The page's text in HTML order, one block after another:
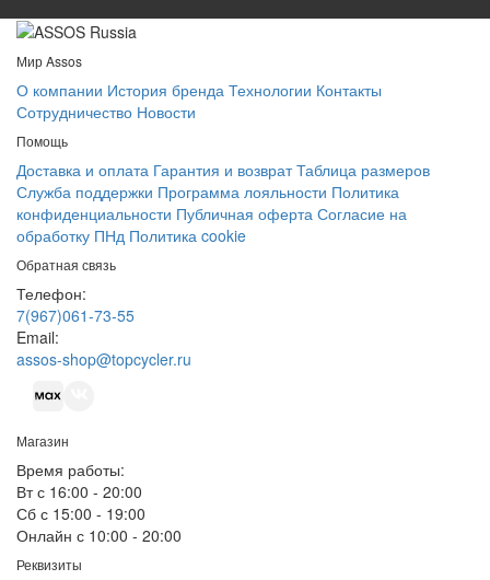
Мир Assos
О компании История бренда Технологии Контакты
Сотрудничество Новости
Помощь
Доставка и оплата Гарантия и возврат Таблица размеров
Служба поддержки Программа лояльности Политика
конфиденциальности Публичная оферта Согласие на
обработку ПНд Политика cookie
Обратная связь
Телефон:
7(967)061-73-55
Email:
assos-shop@topcycler.ru
Магазин
Время работы:
Вт с 16:00 - 20:00
Сб с 15:00 - 19:00
Онлайн с 10:00 - 20:00
Реквизиты